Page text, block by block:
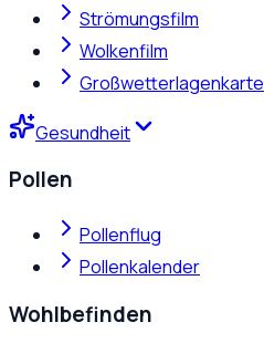
Strömungsfilm
Wolkenfilm
Großwetterlagenkarte
Gesundheit
Pollen
Pollenflug
Pollenkalender
Wohlbefinden